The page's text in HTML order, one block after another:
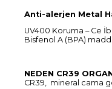
Anti-alerjen Metal
UV400 Koruma – Ce
Bisfenol A (BPA)
NEDEN CR39
CR39, mineral cama